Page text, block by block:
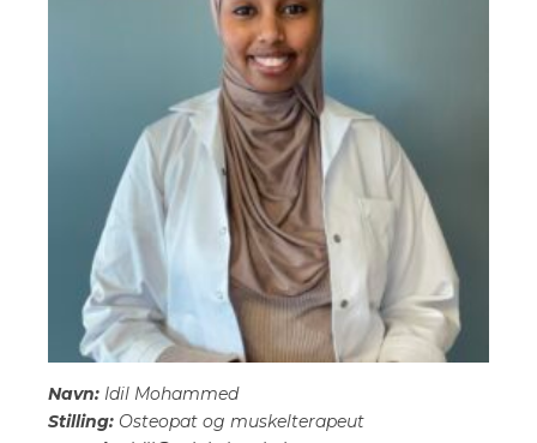
Navn: Idil Mohammed
Stilling: Osteopat og muskelterapeut